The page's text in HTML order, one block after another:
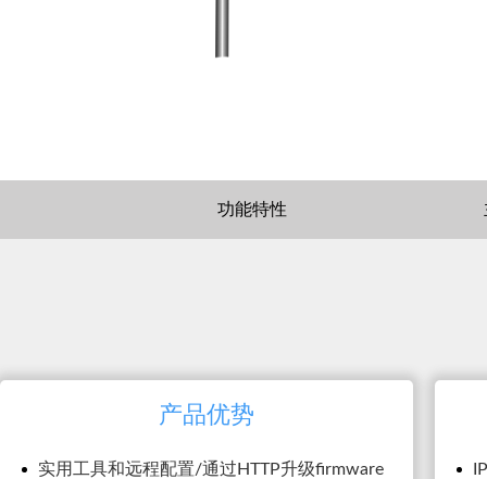
功能特性
产品优势
实用工具和远程配置/通过HTTP升级firmware